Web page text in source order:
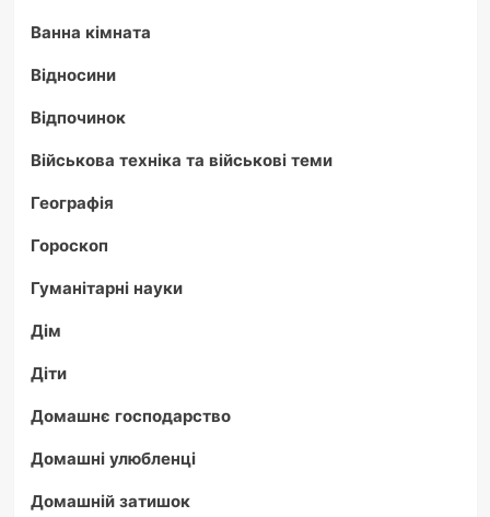
Ванна кімната
Відносини
Відпочинок
Військова техніка та військові теми
Географія
Гороскоп
Гуманітарні науки
Дім
Діти
Домашнє господарство
Домашні улюбленці
Домашній затишок